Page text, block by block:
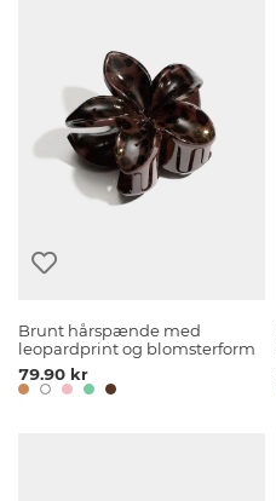
Brunt hårspænde med
leopardprint og blomsterform
79.90 kr